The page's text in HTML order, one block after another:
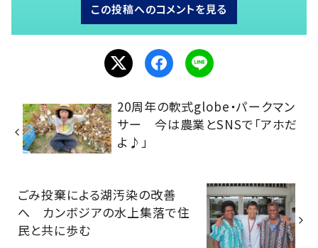
この投稿へのコメントを見る
20周年の軟式globe・パークマン
サー 今は農業とSNSで「アホだ
よ♪」
ごみ投棄による湖汚染の改善
へ カンボジアの水上集落で住
民と共に歩む